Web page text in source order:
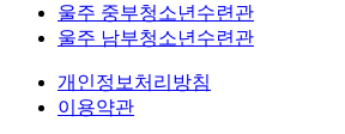
울주 중부청소년수련관
울주 남부청소년수련관
개인정보처리방침
이용약관